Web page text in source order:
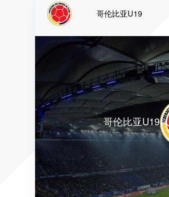
哥伦比亚U19
哥伦比亚U19